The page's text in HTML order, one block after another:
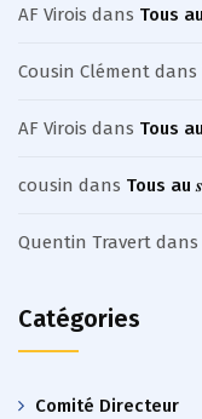
AF Virois dans Tous
Cousin Clément dans
AF Virois dans Tous
cousin dans Tous au
Quentin Travert dans
Catégories
Comité Directeur